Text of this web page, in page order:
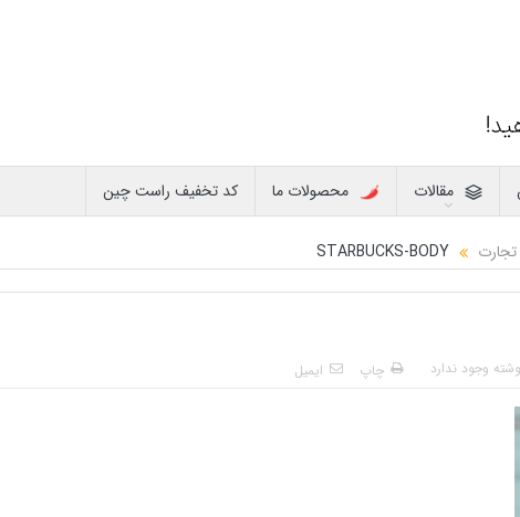
مقالات محصولات ما کد تخفیف راست چین
تجارت STARBUCKS-BODY
وجود ندارد چاپ ایمیل